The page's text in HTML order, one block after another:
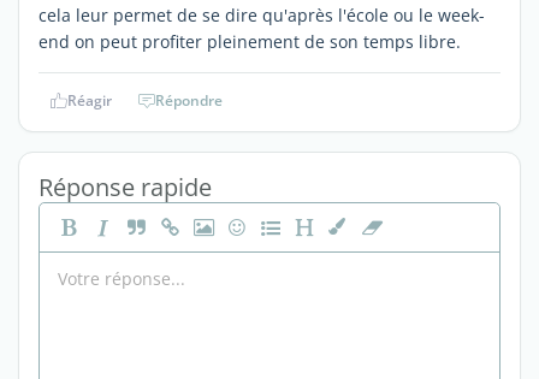
cela leur permet de se dire qu'après l'école ou le week-
end on peut profiter pleinement de son temps libre.
Réagir Répondre
Réponse rapide